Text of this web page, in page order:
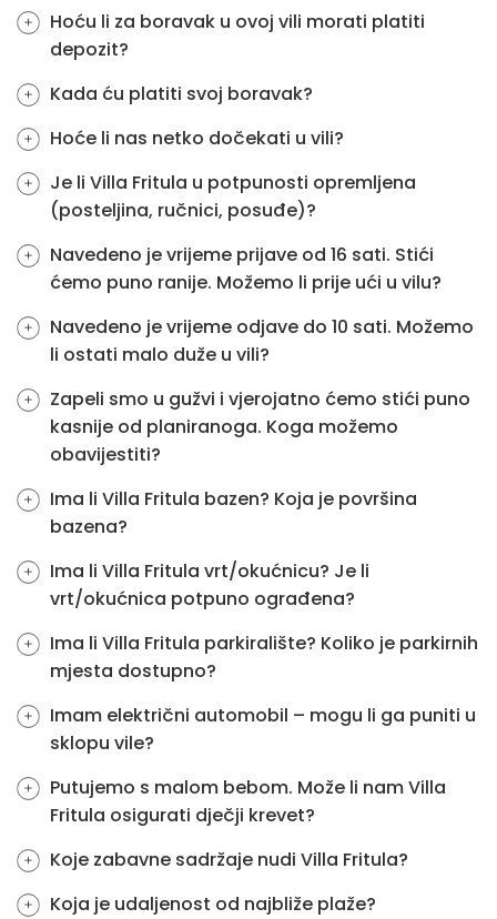
Hoću li za boravak u ovoj vili morati platiti
depozit?
Kada ću platiti svoj boravak?
Hoće li nas netko dočekati u vili?
Je li Villa Fritula u potpunosti opremljena
(posteljina, ručnici, posuđe)?
Navedeno je vrijeme prijave od 16 sati. Stići
ćemo puno ranije. Možemo li prije ući u vilu?
Navedeno je vrijeme odjave do 10 sati. Možemo
li ostati malo duže u vili?
Zapeli smo u gužvi i vjerojatno ćemo stići puno
kasnije od planiranoga. Koga možemo
obavijestiti?
Ima li Villa Fritula bazen? Koja je površina
bazena?
Ima li Villa Fritula vrt/okućnicu? Je li
vrt/okućnica potpuno ograđena?
Ima li Villa Fritula parkiralište? Koliko je parkirnih
mjesta dostupno?
Imam električni automobil – mogu li ga puniti u
sklopu vile?
Putujemo s malom bebom. Može li nam Villa
Fritula osigurati dječji krevet?
Koje zabavne sadržaje nudi Villa Fritula?
Koja je udaljenost od najbliže plaže?